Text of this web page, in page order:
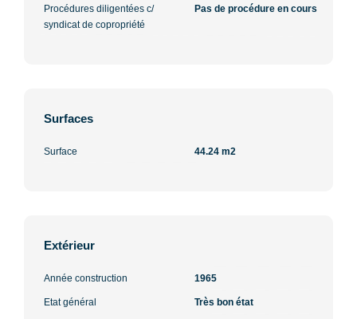
Procédures diligentées c/
syndicat de copropriété
Pas de procédure en cours
Surfaces
Surface 44.24 m2
Extérieur
Année construction 1965
Etat général Très bon état